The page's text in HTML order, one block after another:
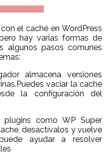
el caché en WordPress
hay varias formas de
algunos pasos comunes
almacena versiones
vaciar la caché
la configuración del
plugins como WP Super
desactívalos y vuelve
ayudar a resolver